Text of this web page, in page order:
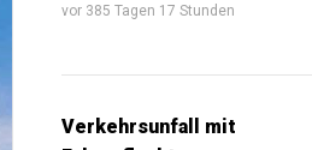
vor 385 Tagen 17 Stunden
Verkehrsunfall mit